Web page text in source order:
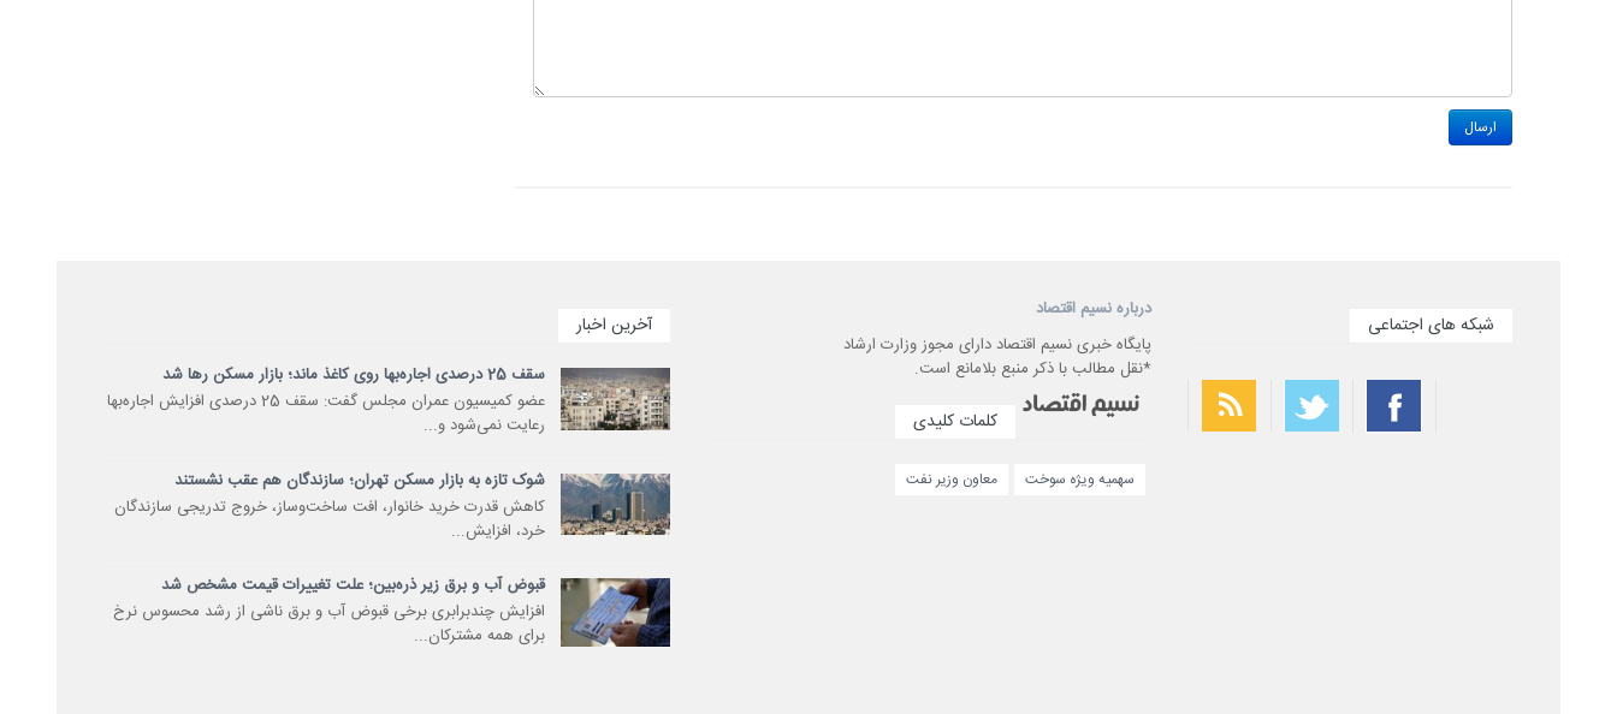
آخرین اخبار
سقف 25 درصدی اجاره‌بها روی کاغذ ماند؛ بازار مسکن رها شد
عضو کمیسیون عمران مجلس گفت: سقف 25 درصدی افزایش اجاره‌بها
رعایت نمی‌شود و...
شوک تازه به بازار مسکن تهران؛ سازندگان هم عقب نشستند
کاهش قدرت خرید خانوار، افت ساخت‌وساز، خروج تدریجی سازندگان
خرد، افزایش...
قبوض آب و برق زیر ذره‌بین؛ علت تغییرات قیمت مشخص شد
افزایش چندبرابری برخی قبوض آب و برق ناشی از رشد محسوس نرخ
برای همه مشترکان...
درباره نسیم اقتصاد
پایگاه خبری نسیم اقتصاد دارای مجوز وزارت ارشاد
*نقل مطالب با ذکر منبع بلامانع است.
کلمات کلیدی
سهمیه ویژه سوخت معاون وزیر نفت
شبکه های اجتماعی